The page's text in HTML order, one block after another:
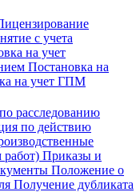
с учета
на учет
Постановка на
на учет ГПМ
расследованию
по действию
Приказы и
Положение о
Получение дубликата